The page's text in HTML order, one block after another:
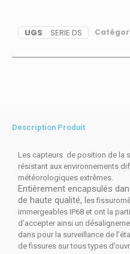
Description Produit
Les capteurs de position de la
résistant aux environnements
météorologiques extrêmes.
Entièrement encapsulés
de haute qualité, les
immergeables IP68 et ont la
d’accepter ainsi un
dans pour la surveillance de
de fissures sur tous types
UGS SERIE DS